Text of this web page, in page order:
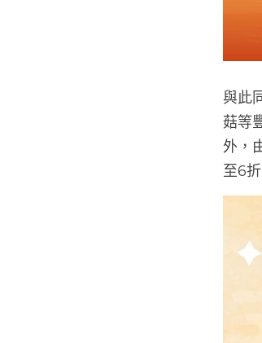
與此
菇等
外，
至6